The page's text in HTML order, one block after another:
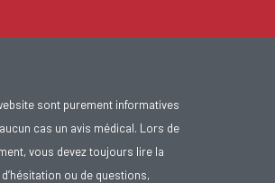
sont purement informatives
cas un avis médical. Lors de
vous devez toujours lire la
ou de questions,